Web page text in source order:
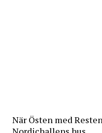
När Östen med